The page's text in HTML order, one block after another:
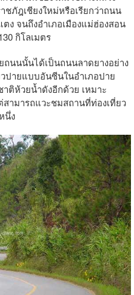
ชภัฎเชียงใหม่หรือเรียกว่าถนน
ง จนถึงอำเภอเมืองแม่ฮ่องสอน
กิโลเมตร
ถนนนั้นได้เป็นถนนลาดยางอย่าง
ปายแบบอันซีนในอำเภอปาย
ติห้วยน้ำดังอีกด้วย เหมาะ
ามารถแวะชมสถานที่ท่องเที่ยว
นึ่ง